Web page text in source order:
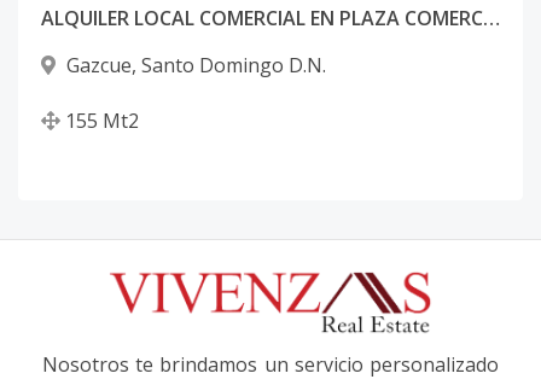
ALQUILER LOCAL COMERCIAL EN PLAZA COMERCIAL PIANTINI, SANTO DOMINGO D.N.
Gazcue, Santo Domingo D.N.
155 Mt2
Nosotros te brindamos un servicio personalizado